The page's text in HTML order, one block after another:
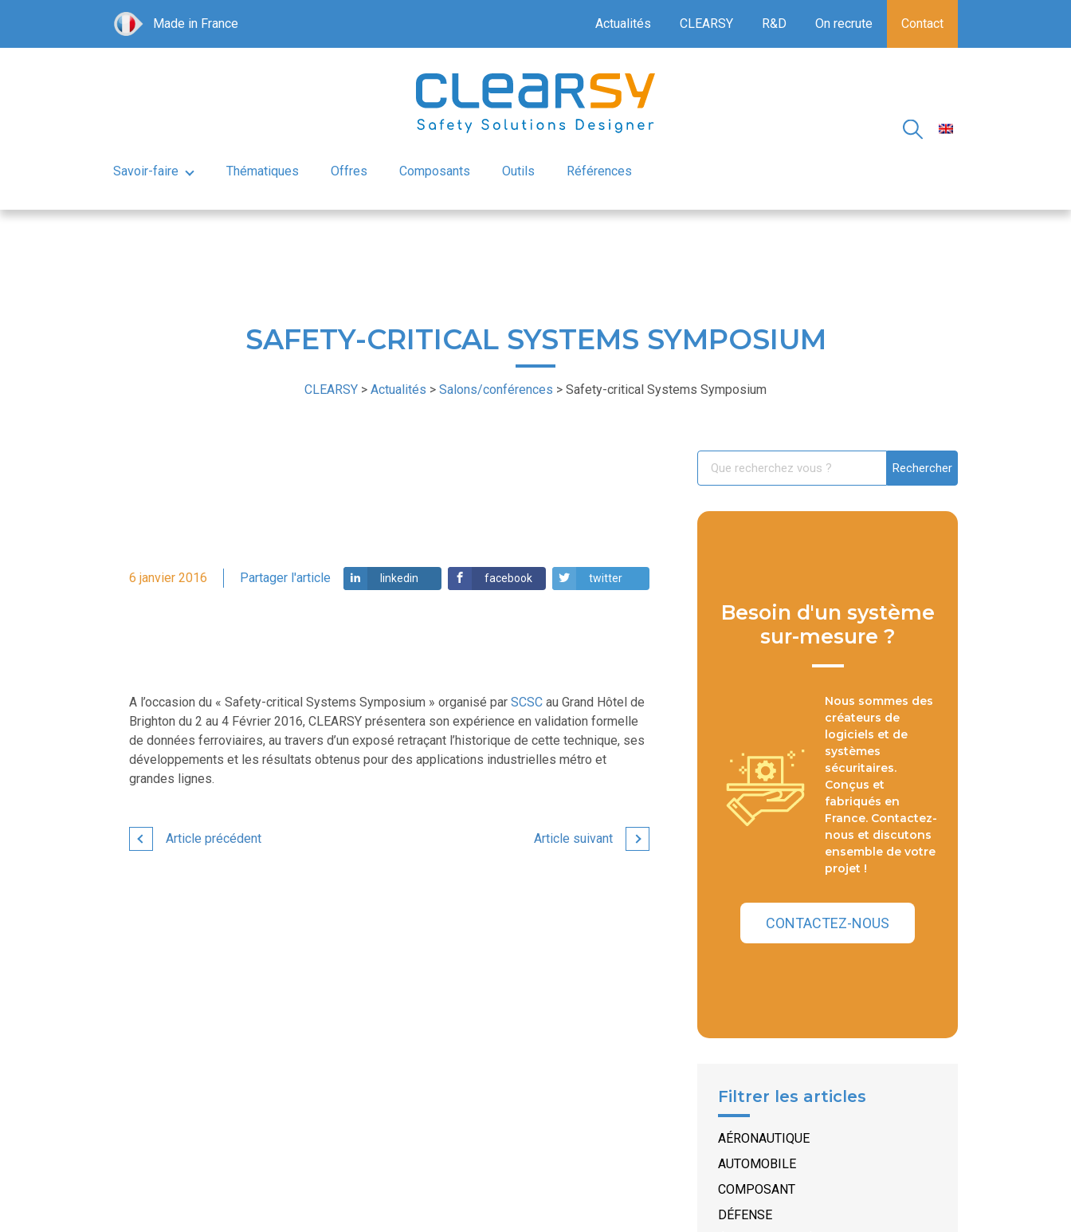
Made in France Actualités CLEARSY R&D On recrute Contact
Savoir-faire Thématiques Offres Composants Outils Références
SAFETY-CRITICAL SYSTEMS SYMPOSIUM
CLEARSY > Actualités > Salons/conférences > Safety-critical Systems Symposium
6 janvier 2016 Partager l'article linkedin facebook twitter
A l’occasion du « Safety-critical Systems Symposium » organisé par SCSC au Grand Hôtel de
Brighton du 2 au 4 Février 2016, CLEARSY présentera son expérience en validation formelle
de données ferroviaires, au travers d’un exposé retraçant l’historique de cette technique, ses
développements et les résultats obtenus pour des applications industrielles métro et
grandes lignes.
Article précédent Article suivant
Besoin d'un système
sur-mesure ?
Nous sommes des
créateurs de
logiciels et de
systèmes
sécuritaires.
Conçus et
fabriqués en
France. Contactez-
nous et discutons
ensemble de votre
projet !
CONTACTEZ-NOUS
Filtrer les articles
AÉRONAUTIQUE
AUTOMOBILE
COMPOSANT
DÉFENSE